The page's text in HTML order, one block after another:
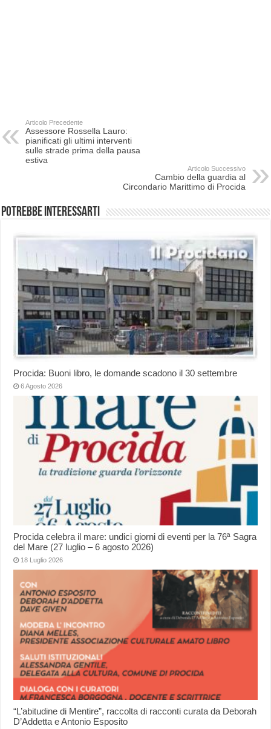
Articolo Precedente
Assessore Rossella Lauro:
pianificati gli ultimi interventi
sulle strade prima della pausa
estiva
Articolo Successivo
Cambio della guardia al
Circondario Marittimo di Procida
Potrebbe interessarti
Procida: Buoni libro, le domande scadono il 30 settembre
6 Agosto 2026
Procida celebra il mare: undici giorni di eventi per la 76ª Sagra
del Mare (27 luglio – 6 agosto 2026)
18 Luglio 2026
“L’abitudine di Mentire”, raccolta di racconti curata da Deborah
D’Addetta e Antonio Esposito